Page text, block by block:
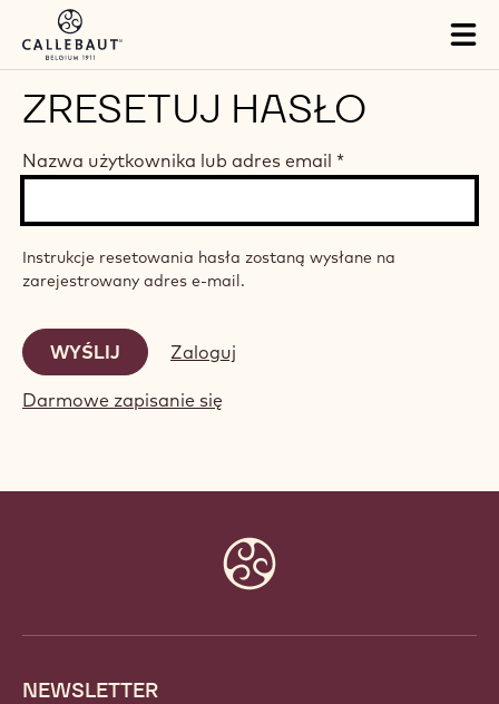
Skip to main content
ZRESETUJ HASŁO
Nazwa użytkownika lub adres email *
Instrukcje resetowania hasła zostaną wysłane na
zarejestrowany adres e-mail.
Zaloguj
Darmowe zapisanie się
NEWSLETTER